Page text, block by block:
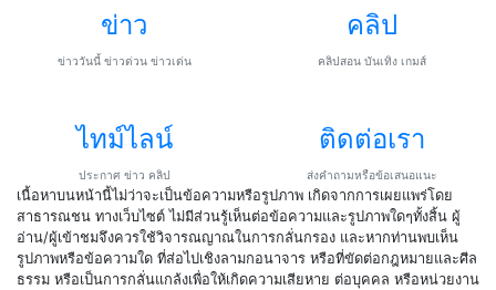
ข่าว
ข่าววันนี้ ข่าวด่วน ข่าวเด่น
คลิป
คลิปสอน บันเทิง เกมส์
ไทม์ไลน์
ประกาศ ข่าว คลิป
ติดต่อเรา
ส่งคำถามหรือข้อเสนอแนะ
เนื้อหาบนหน้านี้ไม่ว่าจะเป็นข้อความหรือรูปภาพ เกิดจากการเผยแพร่โดย
สาธารณชน ทางเว็บไซต์ ไม่มีส่วนรู้เห็นต่อข้อความและรูปภาพใดๆทั้งสิ้น ผู้
อ่าน/ผู้เข้าชมจึงควรใช้วิจารณญาณในการกลั่นกรอง และหากท่านพบเห็น
รูปภาพหรือข้อความใด ที่ส่อไปเชิงลามกอนาจาร หรือที่ขัดต่อกฎหมายและศีล
ธรรม หรือเป็นการกลั่นแกล้งเพื่อให้เกิดความเสียหาย ต่อบุคคล หรือหน่วยงาน